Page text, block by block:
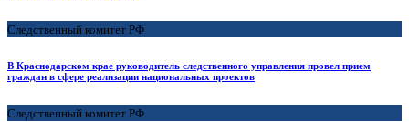
Следственный комитет РФ
В Краснодарском крае руководитель следственного управления провел прием
граждан в сфере реализации национальных проектов
Следственный комитет РФ